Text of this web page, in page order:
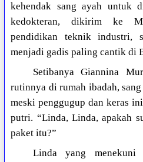
kehendak sang ayah untuk
kedokteran, dikirim ke
pendidikan teknik industri,
menjadi gadis paling cantik di
Setibanya Giannina
rutinnya di rumah ibadah,
meski penggugup dan keras
putri. “Linda, Linda, apakah
paket itu?”
Linda yang menekuni